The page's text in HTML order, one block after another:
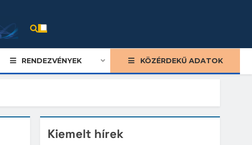
RENDEZVÉNYEK KÖZÉRDEKŰ ADATOK
Kiemelt hírek